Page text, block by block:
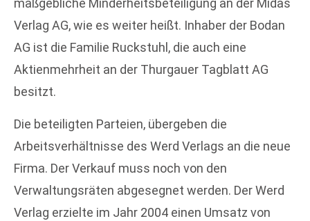
maßgebliche Minderheitsbeteiligung an der Midas
Verlag AG, wie es weiter heißt. Inhaber der Bodan
AG ist die Familie Ruckstuhl, die auch eine
Aktienmehrheit an der Thurgauer Tagblatt AG
besitzt.
Die beteiligten Parteien, übergeben die
Arbeitsverhältnisse des Werd Verlags an die neue
Firma. Der Verkauf muss noch von den
Verwaltungsräten abgesegnet werden. Der Werd
Verlag erzielte im Jahr 2004 einen Umsatz von